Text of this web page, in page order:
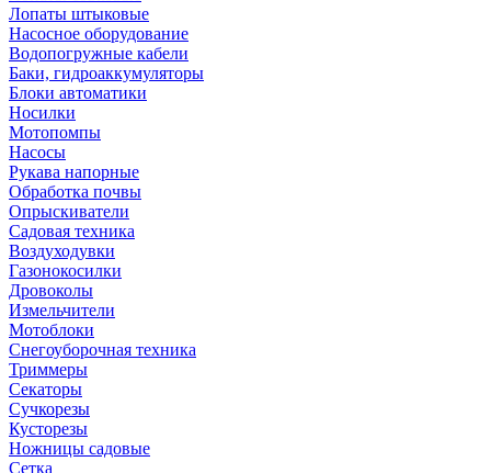
Лопаты штыковые
Насосное оборудование
Водопогружные кабели
Баки, гидроаккумуляторы
Блоки автоматики
Носилки
Мотопомпы
Насосы
Рукава напорные
Обработка почвы
Опрыскиватели
Садовая техника
Воздуходувки
Газонокосилки
Дровоколы
Измельчители
Мотоблоки
Снегоуборочная техника
Триммеры
Секаторы
Сучкорезы
Кусторезы
Ножницы садовые
Сетка